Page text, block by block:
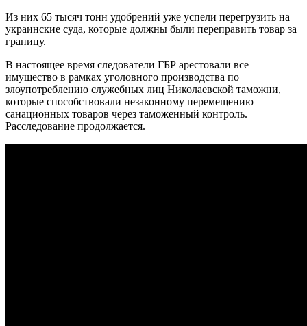
Из них 65 тысяч тонн удобрений уже успели перегрузить на
украинские суда, которые должны были переправить товар за
границу.
В настоящее время следователи ГБР арестовали все
имущество в рамках уголовного производства по
злоупотреблению служебных лиц Николаевской таможни,
которые способствовали незаконному перемещению
санационных товаров через таможенный контроль.
Расследование продолжается.